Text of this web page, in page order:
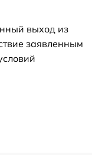
выход из
заявленным